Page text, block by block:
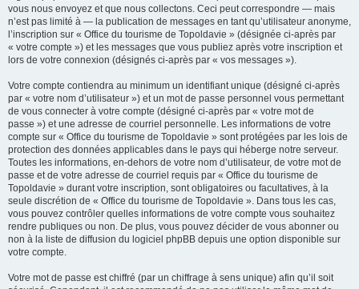
vous nous envoyez et que nous collectons. Ceci peut correspondre — mais
n’est pas limité à — la publication de messages en tant qu’utilisateur anonyme,
l’inscription sur « Office du tourisme de Topoldavie » (désignée ci-après par
« votre compte ») et les messages que vous publiez après votre inscription et
lors de votre connexion (désignés ci-après par « vos messages »).
Votre compte contiendra au minimum un identifiant unique (désigné ci-après
par « votre nom d’utilisateur ») et un mot de passe personnel vous permettant
de vous connecter à votre compte (désigné ci-après par « votre mot de
passe ») et une adresse de courriel personnelle. Les informations de votre
compte sur « Office du tourisme de Topoldavie » sont protégées par les lois de
protection des données applicables dans le pays qui héberge notre serveur.
Toutes les informations, en-dehors de votre nom d’utilisateur, de votre mot de
passe et de votre adresse de courriel requis par « Office du tourisme de
Topoldavie » durant votre inscription, sont obligatoires ou facultatives, à la
seule discrétion de « Office du tourisme de Topoldavie ». Dans tous les cas,
vous pouvez contrôler quelles informations de votre compte vous souhaitez
rendre publiques ou non. De plus, vous pouvez décider de vous abonner ou
non à la liste de diffusion du logiciel phpBB depuis une option disponible sur
votre compte.
Votre mot de passe est chiffré (par un chiffrage à sens unique) afin qu’il soit